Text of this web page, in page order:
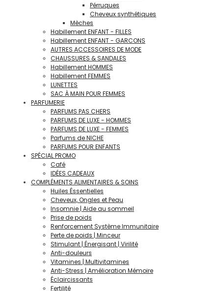
Pérruques
Cheveux synthétiques
Mèches
Habillement ENFANT - FILLES
Habillement ENFANT - GARCONS
AUTRES ACCESSOIRES DE MODE
CHAUSSURES & SANDALES
Habillement HOMMES
Habillement FEMMES
LUNETTES
SAC À MAIN POUR FEMMES
PARFUMERIE
PARFUMS PAS CHERS
PARFUMS DE LUXE - HOMMES
PARFUMS DE LUXE - FEMMES
Parfums de NICHE
PARFUMS POUR ENFANTS
SPÉCIAL PROMO
Café
IDÉES CADEAUX
COMPLÉMENTS ALIMENTAIRES & SOINS
Huiles Éssentielles
Cheveux, Ongles et Peau
Insomnie | Aide au sommeil
Prise de poids
Renforcement Système Immunitaire
Perte de poids | Minceur
Stimulant | Énergisant | Virilité
Anti-douleurs
Vitamines | Multivitamines
Anti-Stress | Amélioration Mémoire
Éclaircissants
Fertilité